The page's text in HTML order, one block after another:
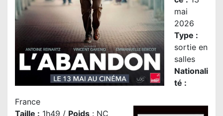
mai
2026
Type :
sortie en
salles
Nationali
té :
France
Taille : 1h49 / Poids : NC